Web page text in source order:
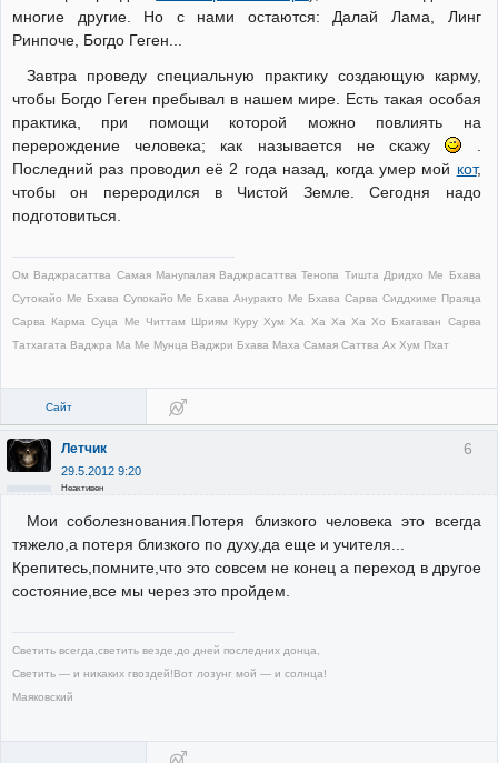
многие другие. Но с нами остаются: Далай Лама, Линг
Ринпоче, Богдо Геген...
Завтра проведу специальную практику создающую карму,
чтобы Богдо Геген пребывал в нашем мире. Есть такая особая
практика, при помощи которой можно повлиять на
перерождение человека; как называется не скажу
Последний раз проводил её 2 года назад, когда умер мой кот,
чтобы он переродился в Чистой Земле. Сегодня надо
подготовиться.
Ом Ваджрасаттва Самая Манупалая Ваджрасаттва Тенопа Тишта Дридхо Ме Бхава
Сутокайо Ме Бхава Супокайо Ме Бхава Ануракто Ме Бхава Сарва Сиддхиме Праяца
Сарва Карма Суца Ме Читтам Шриям Куру Хум Ха Ха Ха Ха Хо Бхагаван Сарва
Татхагата Ваджра Ма Ме Мунца Ваджри Бхава Маха Самая Саттва Ах Хум Пхат
Сайт
6
Летчик
29.5.2012 9:20
Неактивен
Мои соболезнования.Потеря близкого человека это всегда
тяжело,а потеря близкого по духу,да еще и учителя...
Крепитесь,помните,что это совсем не конец а переход в другое
состояние,все мы через это пройдем.
Светить всегда,светить везде,до дней последних донца,
Светить — и никаких гвоздей!Вот лозунг мой — и солнца!
Маяковский